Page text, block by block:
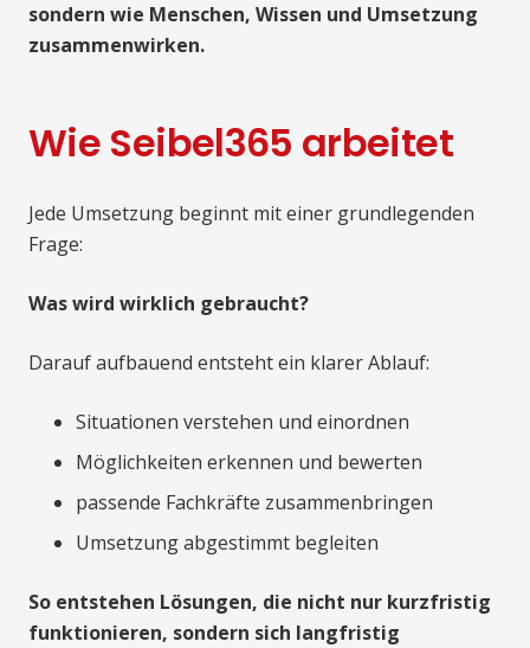
sondern wie Menschen, Wissen und Umsetzung
zusammenwirken.
Wie Seibel365 arbeitet
Jede Umsetzung beginnt mit einer grundlegenden
Frage:
Was wird wirklich gebraucht?
Darauf aufbauend entsteht ein klarer Ablauf:
Situationen verstehen und einordnen
Möglichkeiten erkennen und bewerten
passende Fachkräfte zusammenbringen
Umsetzung abgestimmt begleiten
So entstehen Lösungen, die nicht nur kurzfristig
funktionieren, sondern sich langfristig